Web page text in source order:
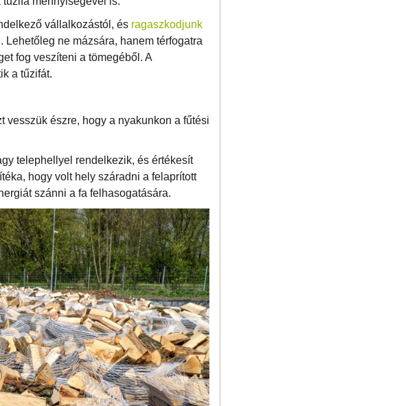
vállalkozástól, és ragaszkodjunk
ne mázsára, hanem térfogatra
fog veszíteni a tömegéből. A
a tűzifát.
vesszük észre, hogy a nyakunkon a fűtési
telephellyel rendelkezik, és értékesít
hogy volt hely száradni a felaprított
szánni a fa felhasogatására.